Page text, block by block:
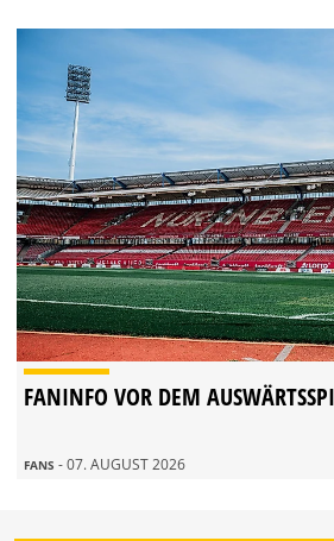
FANINFO VOR DEM
FANS - 07. AUGUST 2026